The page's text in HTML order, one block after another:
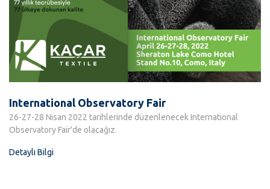
International Observatory Fair
26-27-28 Nisan 2022 tarihlerinde düzenlenecek International
Observatory Fair'de olacağız.
Detaylı Bilgi